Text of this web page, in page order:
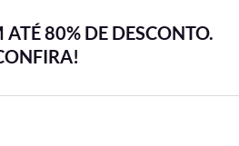
80% DE DESCONTO.